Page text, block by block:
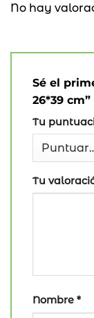
No hay
Sé el
26*39 cm”
Tu
Tu
Nombre *